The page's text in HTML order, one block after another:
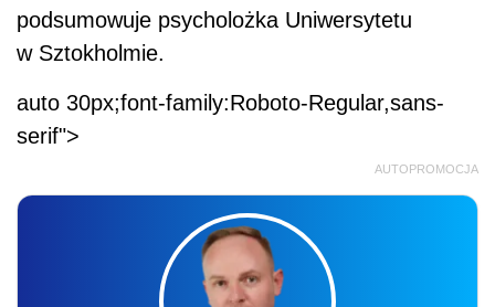
podsumowuje psycholożka Uniwersytetu
w Sztokholmie.
auto 30px;font-family:Roboto-Regular,sans-
serif">
AUTOPROMOCJA